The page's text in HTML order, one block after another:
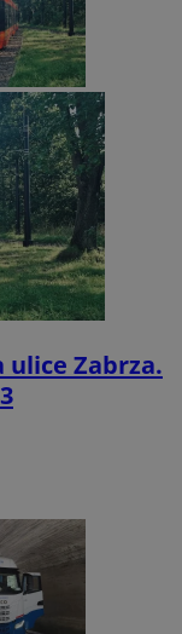
ulice Zabrza.